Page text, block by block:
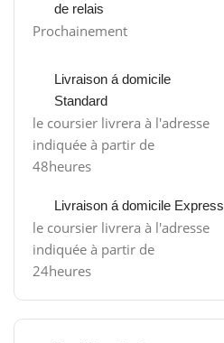
de relais
Prochainement
Livraison á domicile
Standard
le coursier livrera à l'adresse
indiquée à partir de
48heures
Livraison á domicile Express
le coursier livrera à l'adresse
indiquée à partir de
24heures